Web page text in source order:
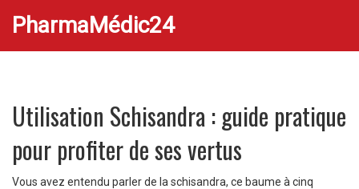
PharmaMédic24
Utilisation Schisandra : guide pratique
pour profiter de ses vertus
Vous avez entendu parler de la schisandra, ce baume à cinq